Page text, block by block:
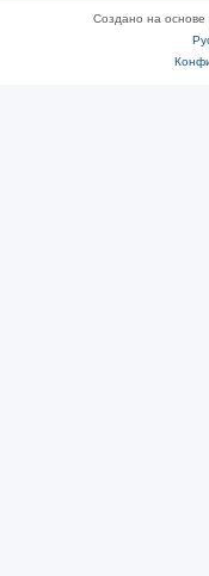
Создано на основе